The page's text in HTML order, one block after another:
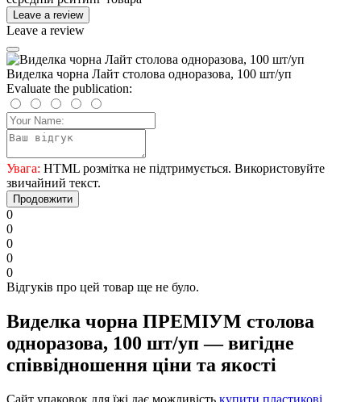
Leave a review
Leave a review
Виделка чорна Лайт столова одноразова, 100 шт/уп
Evaluate the publication:
Увага: HTML розмітка не підтримується. Використовуйте
звичайний текст.
Продовжити
0
0
0
0
0
Відгуків про цей товар ще не було.
Виделка чорна ПРЕМІУМ столова
одноразова, 100 шт/уп — вигідне
співвідношення ціни та якості
Сайт упаковок для їжі дає можливість купити пластикові